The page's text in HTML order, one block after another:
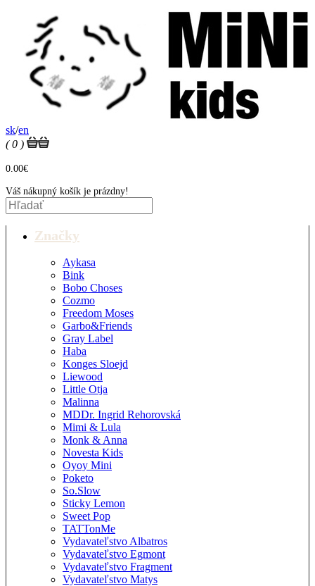
sk/en
( 0 )
0.00€
Váš nákupný košík je prázdny!
Značky
Aykasa
Bink
Bobo Choses
Cozmo
Freedom Moses
Garbo&Friends
Gray Label
Haba
Konges Sloejd
Liewood
Little Otja
Malinna
MDDr. Ingrid Rehorovská
Mimi & Lula
Monk & Anna
Novesta Kids
Oyoy Mini
Poketo
So.Slow
Sticky Lemon
Sweet Pop
TATTonMe
Vydavateľstvo Albatros
Vydavateľstvo Egmont
Vydavateľstvo Fragment
Vydavateľstvo Matys